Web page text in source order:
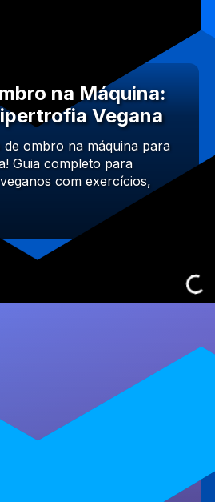
na Máquina:
Vegana
de ombro na máquina para
Guia completo para
com exercícios,